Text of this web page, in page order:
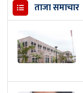
ताजा समाचार